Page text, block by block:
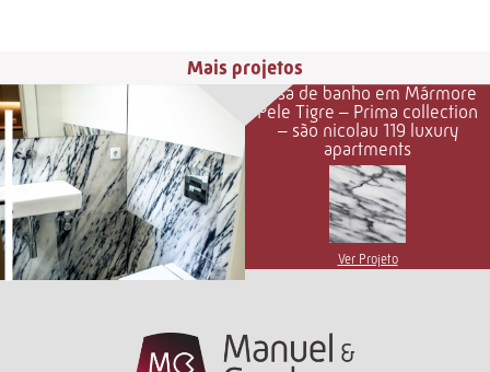
Mais projetos
Casa de banho em Mármore
Pele Tigre – Prima collection
– são nicolau 119 luxury
apartments
Ver Projeto